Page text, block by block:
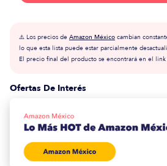
⚠️ Los precios de Amazon México cambian
lo que esta lista puede estar parcialmente
El precio final del producto se encontrará en el
Ofertas De Interés